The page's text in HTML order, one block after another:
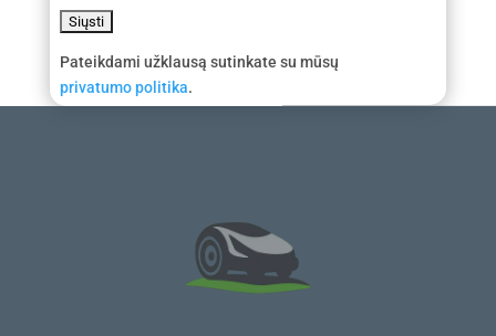
Pateikdami užklausą sutinkate su mūsų
privatumo politika.